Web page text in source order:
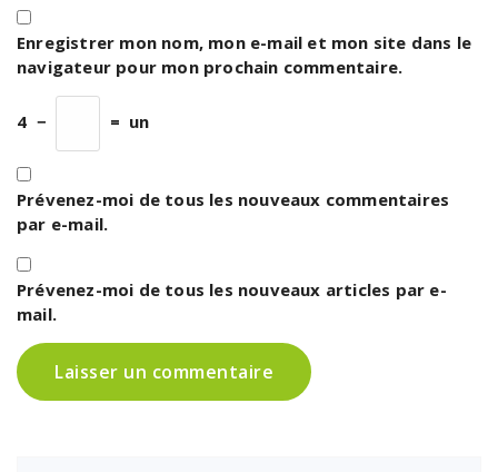
Enregistrer mon nom, mon e-mail et mon site dans le
navigateur pour mon prochain commentaire.
4 − = un
Prévenez-moi de tous les nouveaux commentaires
par e-mail.
Prévenez-moi de tous les nouveaux articles par e-
mail.